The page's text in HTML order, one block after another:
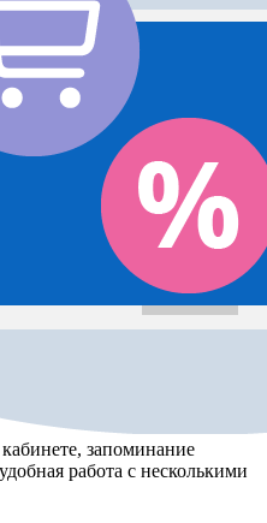
запоминание
работа с несколькими